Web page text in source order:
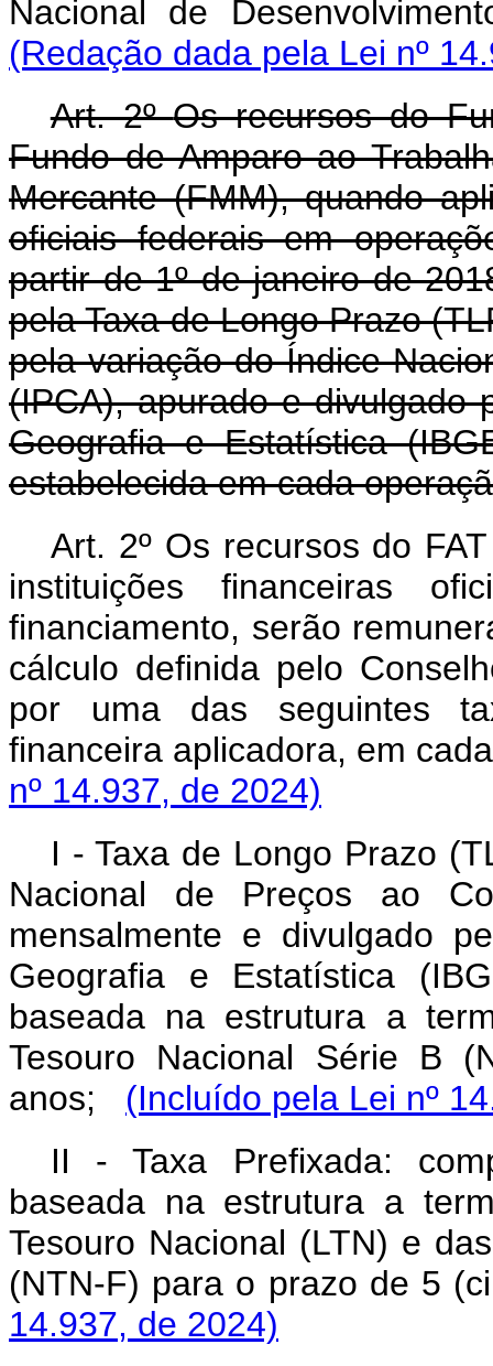
Nacional de
(Redação dada pela Lei nº
Art. 2ºOs recursos do
Fundo de Amparo ao
Mercante (FMM), quando
oficiais federais em
partir de 1º de janeiro de
pela Taxa de Longo Prazo
pela variação do Índice
(IPCA), apurado e divulgado
Geografia e Estatística
estabelecida em cada
Art. 2º Os recursos do
instituições financeiras
financiamento, serão
cálculo definida pelo
por uma das seguintes
financeira aplicadora, em
nº 14.937, de 2024)
I - Taxa de Longo Prazo
Nacional de Preços ao
mensalmente e divulgado
Geografia e Estatística
baseada na estrutura a
Tesouro Nacional Série B
anos; (Incluído pela Lei nº
II - Taxa Prefixada:
baseada na estrutura a
Tesouro Nacional (LTN) e
(NTN-F) para o prazo de 5
14.937, de 2024)